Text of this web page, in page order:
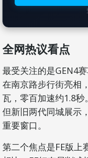
全网热议看点
最受关注的是GEN4
在南京路步行街亮相
瓦，零百加速约1.8秒
但新旧两代同城展示
重要窗口。
第二个焦点是FE版上